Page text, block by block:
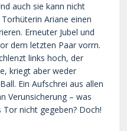
auch sie kann nicht
Ariane einen
Erneuter Jubel und
dem letzten Paar vorrn.
links hoch, der
kriegt aber weder
Ein Aufschrei aus allen
Verunsicherung – was
Tor nicht gegeben? Doch!